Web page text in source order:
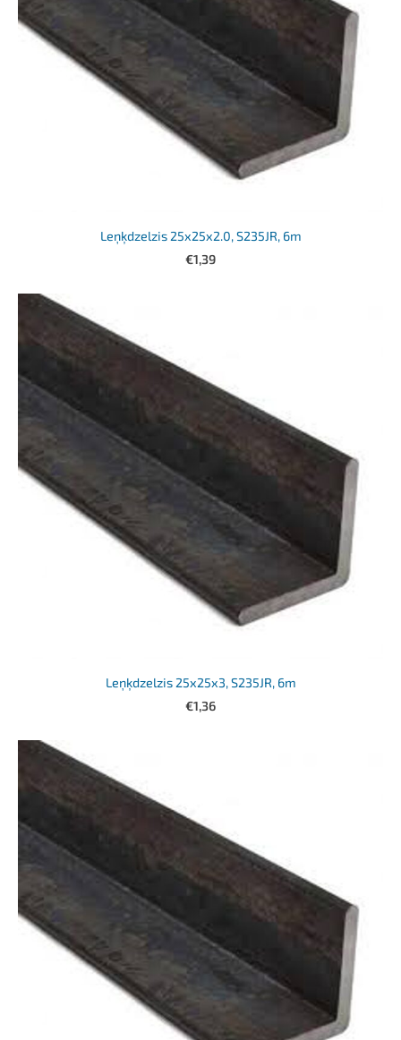
Leņķdzelzis 25x25x2.0, S235JR, 6m
€1,39
Leņķdzelzis 25x25x3, S235JR, 6m
€1,36